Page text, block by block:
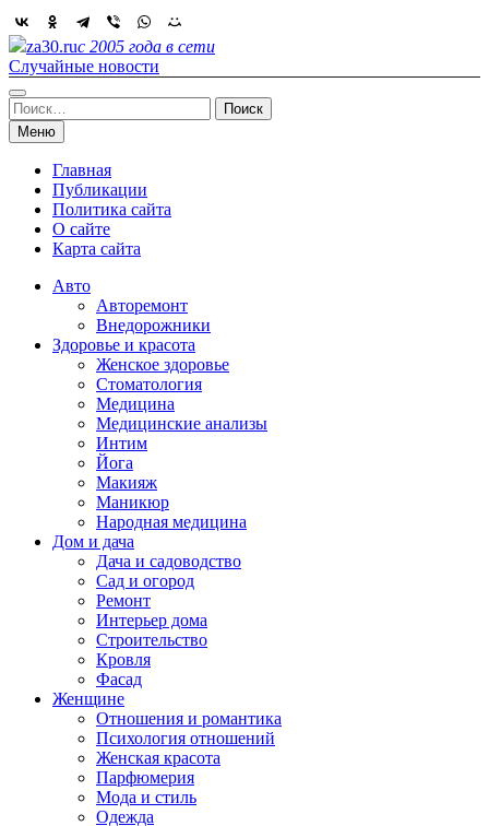
Skip
to
content
za30.ruс 2005 года в сети
Случайные новости
Найти:
Меню
Главная
Публикации
Политика сайта
О сайте
Карта сайта
Авто
Авторемонт
Внедорожники
Здоровье и красота
Женское здоровье
Стоматология
Медицина
Медицинские анализы
Интим
Йога
Макияж
Маникюр
Народная медицина
Дом и дача
Дача и садоводство
Сад и огород
Ремонт
Интерьер дома
Строительство
Кровля
Фасад
Женщине
Отношения и романтика
Психология отношений
Женская красота
Парфюмерия
Мода и стиль
Одежда